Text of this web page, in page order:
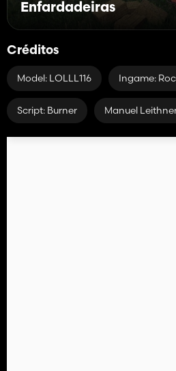
Enfardadeiras
Créditos
Model: LOLLL116 Ingame:
Script: Burner Manuel